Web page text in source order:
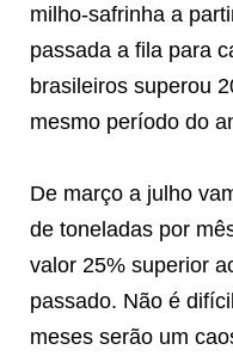
milho-safrinha a
passada a fila para
brasileiros superou
mesmo período do
De março a julho
de toneladas por
valor 25% superior
passado. Não é
meses serão um